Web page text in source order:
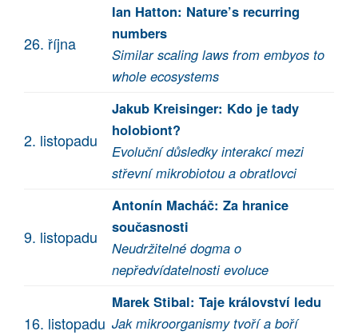
26. října
Ian Hatton: Nature’s recurring
numbers
Similar scaling laws from embyos to
whole ecosystems
2. listopadu
Jakub Kreisinger: Kdo je tady
holobiont?
Evoluční důsledky interakcí mezi
střevní mikrobiotou a obratlovci
9. listopadu
Antonín Macháč: Za hranice
současnosti
Neudržitelné dogma o
nepředvídatelnosti evoluce
16. listopadu
Marek Stibal: Taje království ledu
Jak mikroorganismy tvoří a boří